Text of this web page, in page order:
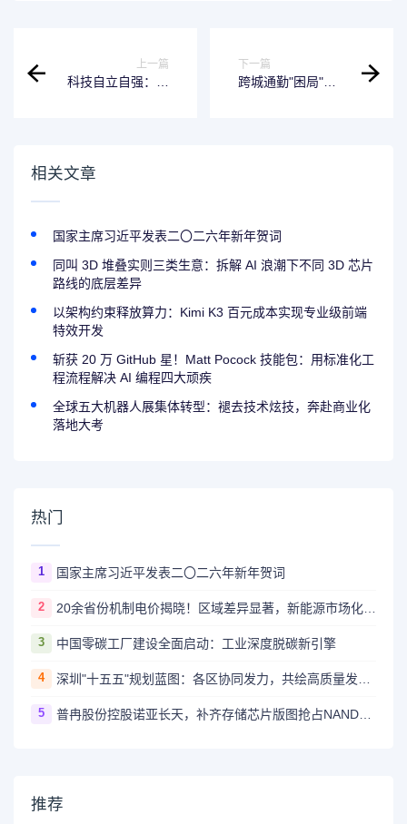
上一篇
科技自立自强：中
下一篇
跨城通勤"困局"：
相关文章
国家主席习近平发表二〇二六年新年贺词
同叫 3D 堆叠实则三类生意：拆解 AI 浪潮下不同 3D 芯片
路线的底层差异
以架构约束释放算力：Kimi K3 百元成本实现专业级前端
特效开发
斩获 20 万 GitHub 星！Matt Pocock 技能包：用标准化工
程流程解决 AI 编程四大顽疾
全球五大机器人展集体转型：褪去技术炫技，奔赴商业化
落地大考
热门
1 国家主席习近平发表二〇二六年新年贺词
2 20余省份机制电价揭晓！区域差异显著，新能源市场化改革深入推进
3 中国零碳工厂建设全面启动：工业深度脱碳新引擎
4
5 普冉股份控股诺亚长天，补齐存储芯片版图抢占NAND市场先机
推荐